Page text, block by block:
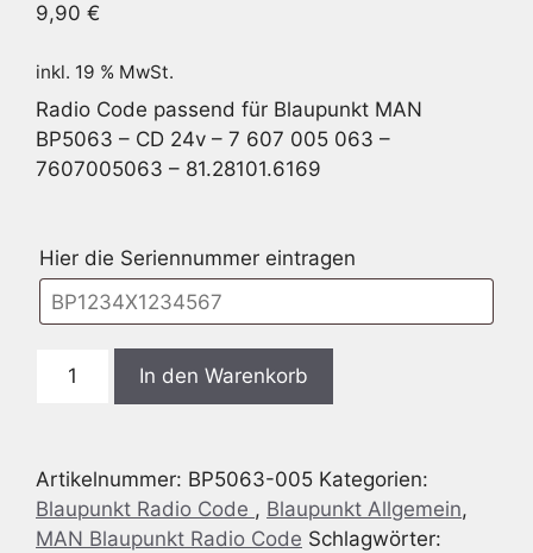
9,90 €
inkl. 19 % MwSt.
Radio Code passend für Blaupunkt MAN
BP5063 – CD 24v – 7 607 005 063 –
7607005063 – 81.28101.6169
Hier die Seriennummer eintragen
Blaupunkt
CD
24v
-
In den Warenkorb
Artikelnummer: BP5063-005 Kategorien:
Blaupunkt Radio Code , Blaupunkt Allgemein,
MAN Blaupunkt Radio Code Schlagwörter: